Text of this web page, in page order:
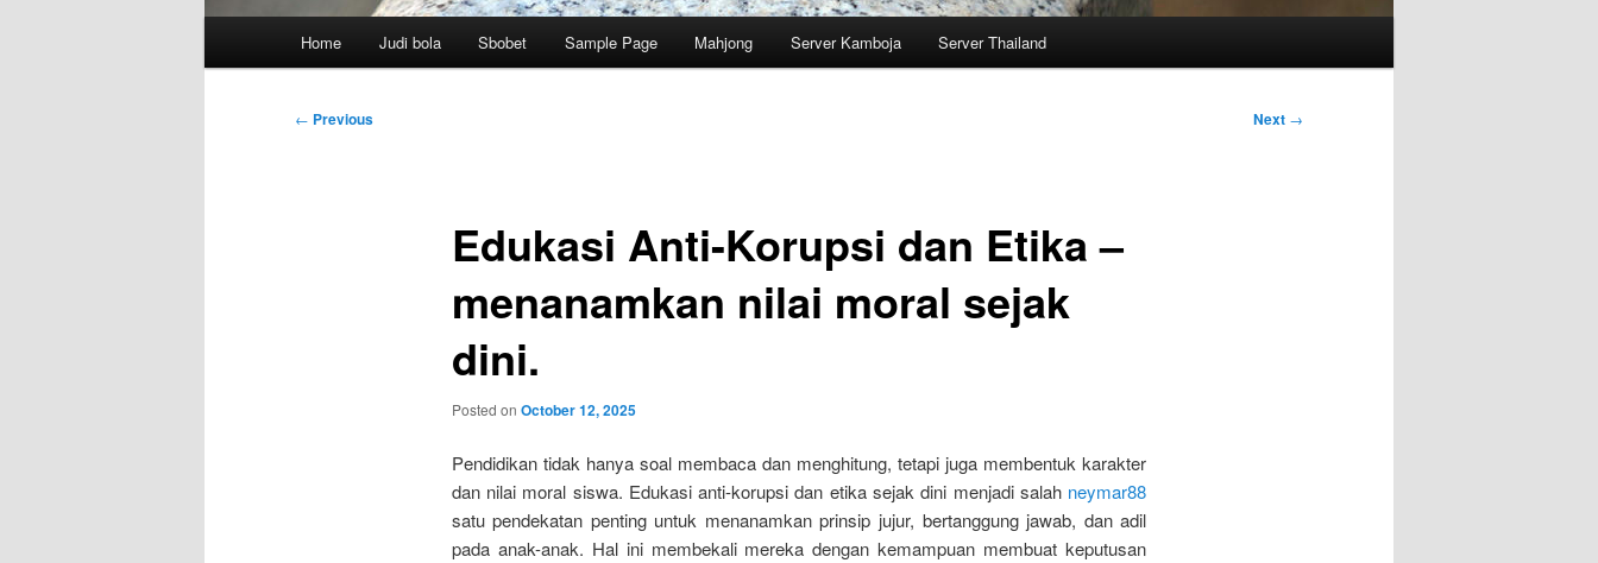
Home Judi bola Sbobet Sample Page Mahjong Server Kamboja Server Thailand
Post
← Previous Next →
Edukasi Anti-Korupsi dan Etika –
menanamkan nilai moral sejak
dini.
Posted on October 12, 2025
Pendidikan tidak hanya soal membaca dan menghitung, tetapi juga membentuk karakter
dan nilai moral siswa. Edukasi anti-korupsi dan etika sejak dini menjadi salah neymar88
satu pendekatan penting untuk menanamkan prinsip jujur, bertanggung jawab, dan adil
pada anak-anak. Hal ini membekali mereka dengan kemampuan membuat keputusan